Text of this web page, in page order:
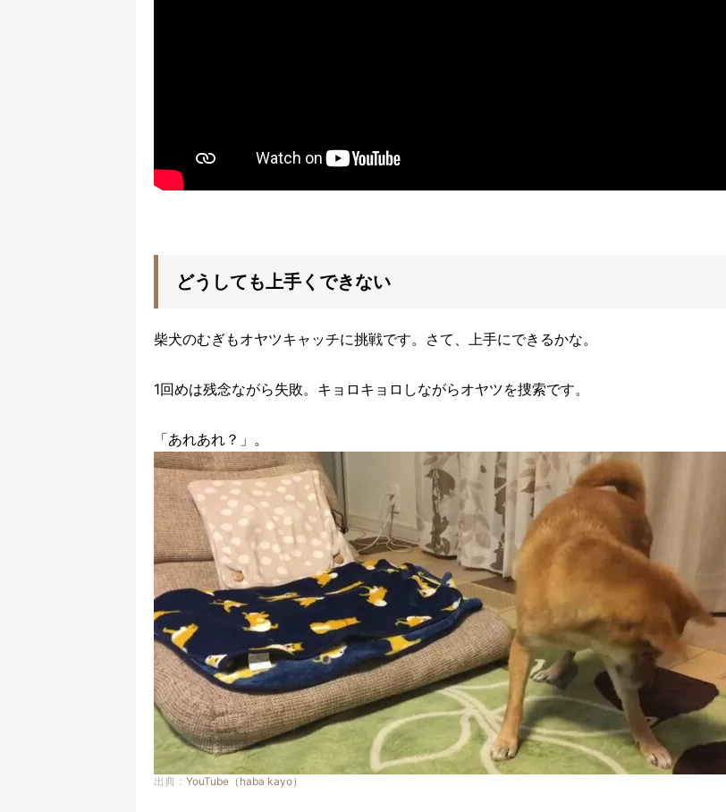
どうしても上手くできない
柴犬のむぎもオヤツキャッチに挑戦です。さて、上手にできるかな。
1回めは残念ながら失敗。キョロキョロしながらオヤツを捜索です。
「あれあれ？」。
出典： YouTube（haba kayo）